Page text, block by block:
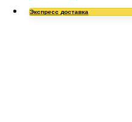
Экспресс доставка